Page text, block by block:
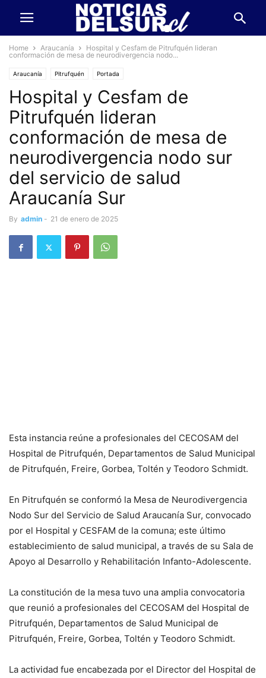
Home Araucanía
Hospital y Cesfam de Pitrufquén lideran
conformación de mesa de neurodivergencia nodo...
Araucanía Pitrufquén Portada
Hospital y Cesfam de
Pitrufquén lideran
conformación de mesa de
neurodivergencia nodo sur
del servicio de salud
Araucanía Sur
By admin - 21 de enero de 2025
Esta instancia reúne a profesionales del CECOSAM del
Hospital de Pitrufquén, Departamentos de Salud Municipal
de Pitrufquén, Freire, Gorbea, Toltén y Teodoro Schmidt.
En Pitrufquén se conformó la Mesa de Neurodivergencia
Nodo Sur del Servicio de Salud Araucanía Sur, convocado
por el Hospital y CESFAM de la comuna; este último
establecimiento de salud municipal, a través de su Sala de
Apoyo al Desarrollo y Rehabilitación Infanto-Adolescente.
La constitución de la mesa tuvo una amplia convocatoria
que reunió a profesionales del CECOSAM del Hospital de
Pitrufquén, Departamentos de Salud Municipal de
Pitrufquén, Freire, Gorbea, Toltén y Teodoro Schmidt.
La actividad fue encabezada por el Director del Hospital de